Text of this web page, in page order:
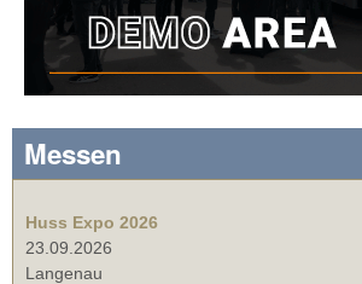
Messen
Huss Expo 2026
23.09.2026
Langenau